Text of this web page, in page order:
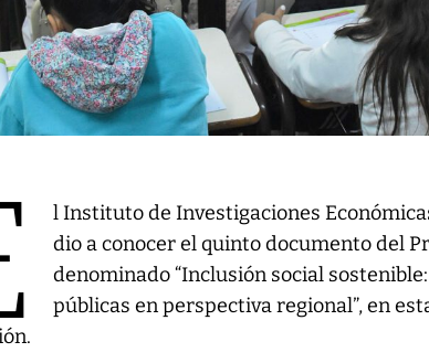
l Instituto de Investigaciones
dio a conocer el quinto documento del
denominado “Inclusión social
públicas en perspectiva regional”, en